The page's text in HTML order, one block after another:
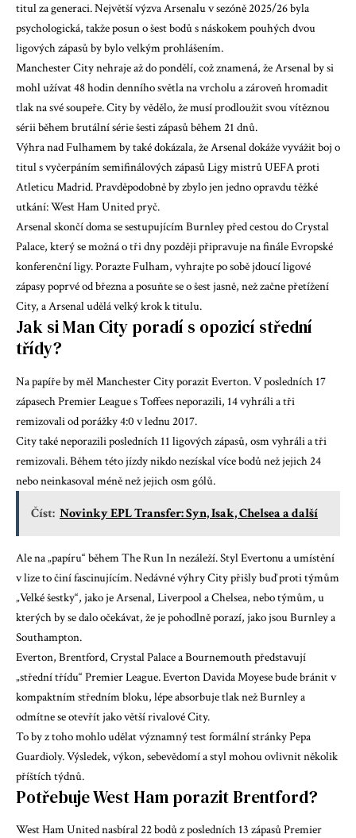
titul za generaci. Největší výzva Arsenalu v sezóně 2025/26 byla
psychologická, takže posun o šest bodů s náskokem pouhých dvou
ligových zápasů by bylo velkým prohlášením.
Manchester City nehraje až do pondělí, což znamená, že Arsenal by si
mohl užívat 48 hodin denního světla na vrcholu a zároveň hromadit
tlak na své soupeře. City by vědělo, že musí prodloužit svou vítěznou
sérii během brutální série šesti zápasů během 21 dnů.
Výhra nad Fulhamem by také dokázala, že Arsenal dokáže vyvážit boj o
titul s vyčerpáním semifinálových zápasů Ligy mistrů UEFA proti
Atleticu Madrid. Pravděpodobně by zbylo jen jedno opravdu těžké
utkání: West Ham United pryč.
Arsenal skončí doma se sestupujícím Burnley před cestou do Crystal
Palace, který se možná o tři dny později připravuje na finále Evropské
konferenční ligy. Porazte Fulham, vyhrajte po sobě jdoucí ligové
zápasy poprvé od března a posuňte se o šest jasně, než začne přetížení
City, a Arsenal udělá velký krok k titulu.
Jak si Man City poradí s opozicí střední
třídy?
Na papíře by měl Manchester City porazit Everton. V posledních 17
zápasech Premier League s Toffees neporazili, 14 vyhráli a tři
remizovali od porážky 4:0 v lednu 2017.
City také neporazili posledních 11 ligových zápasů, osm vyhráli a tři
remizovali. Během této jízdy nikdo nezískal více bodů než jejich 24
nebo neinkasoval méně než jejich osm gólů.
Číst: Novinky EPL Transfer: Syn, Isak, Chelsea a další
Ale na „papíru“ během The Run In nezáleží. Styl Evertonu a umístění
v lize to činí fascinujícím. Nedávné výhry City přišly buď proti týmům
„Velké šestky“, jako je Arsenal, Liverpool a Chelsea, nebo týmům, u
kterých by se dalo očekávat, že je pohodlně porazí, jako jsou Burnley a
Southampton.
Everton, Brentford, Crystal Palace a Bournemouth představují
„střední třídu“ Premier League. Everton Davida Moyese bude bránit v
kompaktním středním bloku, lépe absorbuje tlak než Burnley a
odmítne se otevřít jako větší rivalové City.
To by z toho mohlo udělat významný test formální stránky Pepa
Guardioly. Výsledek, výkon, sebevědomí a styl mohou ovlivnit několik
příštích týdnů.
Potřebuje West Ham porazit Brentford?
West Ham United nasbíral 22 bodů z posledních 13 zápasů Premier